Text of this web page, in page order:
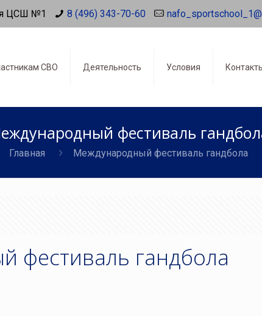
ЦСШ №1 8 (496) 343-70-60
СВО Деятельность Условия
фестиваль
Главная Международный фестиваль гандбола
фестиваль гандбола